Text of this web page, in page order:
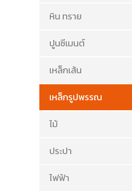
หิน ทราย
ปูนซีเมนต์
เหล็กเส้น
เหล็กรูปพรรณ
ไม้
ประปา
ไฟฟ้า